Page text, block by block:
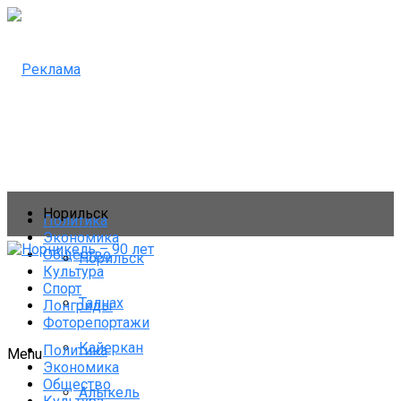
Политика
Экономика
Общество
Культура
Спорт
Лонгриды
Фоторепортажи
Menu
Норильск
Норильск
Талнах
Кайеркан
Алыкель
Политика
Экономика
Общество